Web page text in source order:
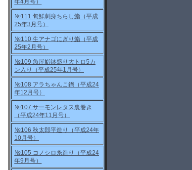
年4月号）
№111 旬鮮刺身ちらし鮨（平成
25年3月号）
№110 生アナゴにぎり鮨（平成
25年2月号）
№109 魚屋鮨鉢盛り大トロ5カ
ン入り（平成25年1月号）
№108 アラちゃんこ鍋（平成24
年12月号）
№107 サーモンレタス裏巻き
（平成24年11月号）
№106 秋太郎平造り（平成24年
10月号）
№105 コノシロ糸造り（平成24
年9月号）